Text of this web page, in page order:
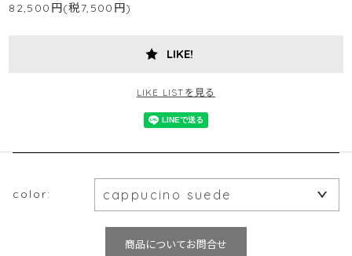
82,500円(税7,500円)
LIKE!
LIKE LISTを見る
color:
商品についてお問合せ